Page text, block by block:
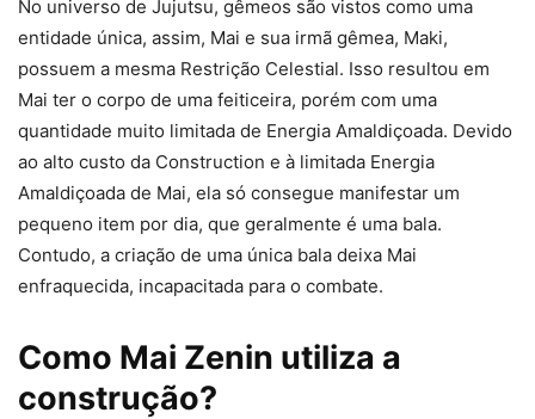
No universo de Jujutsu, gêmeos são vistos como uma
entidade única, assim, Mai e sua irmã gêmea, Maki,
possuem a mesma Restrição Celestial. Isso resultou em
Mai ter o corpo de uma feiticeira, porém com uma
quantidade muito limitada de Energia Amaldiçoada. Devido
ao alto custo da Construction e à limitada Energia
Amaldiçoada de Mai, ela só consegue manifestar um
pequeno item por dia, que geralmente é uma bala.
Contudo, a criação de uma única bala deixa Mai
enfraquecida, incapacitada para o combate.
Como Mai Zenin utiliza a
construção?